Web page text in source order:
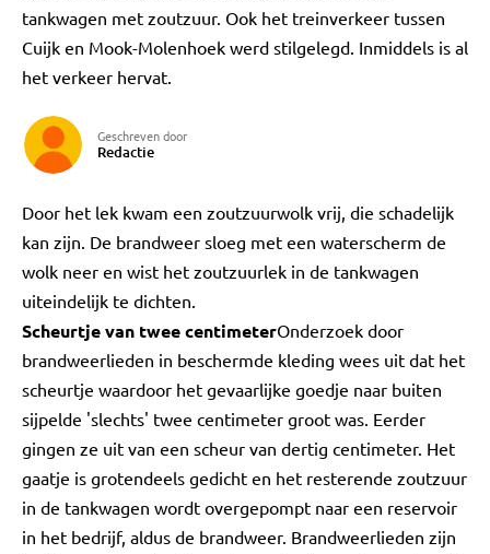
tankwagen met zoutzuur. Ook het treinverkeer tussen
Cuijk en Mook-Molenhoek werd stilgelegd. Inmiddels is al
het verkeer hervat.
Geschreven door
Redactie
Door het lek kwam een zoutzuurwolk vrij, die schadelijk
kan zijn. De brandweer sloeg met een waterscherm de
wolk neer en wist het zoutzuurlek in de tankwagen
uiteindelijk te dichten.
Scheurtje van twee centimeterOnderzoek door
brandweerlieden in beschermde kleding wees uit dat het
scheurtje waardoor het gevaarlijke goedje naar buiten
sijpelde 'slechts' twee centimeter groot was. Eerder
gingen ze uit van een scheur van dertig centimeter. Het
gaatje is grotendeels gedicht en het resterende zoutzuur
in de tankwagen wordt overgepompt naar een reservoir
in het bedrijf, aldus de brandweer. Brandweerlieden zijn